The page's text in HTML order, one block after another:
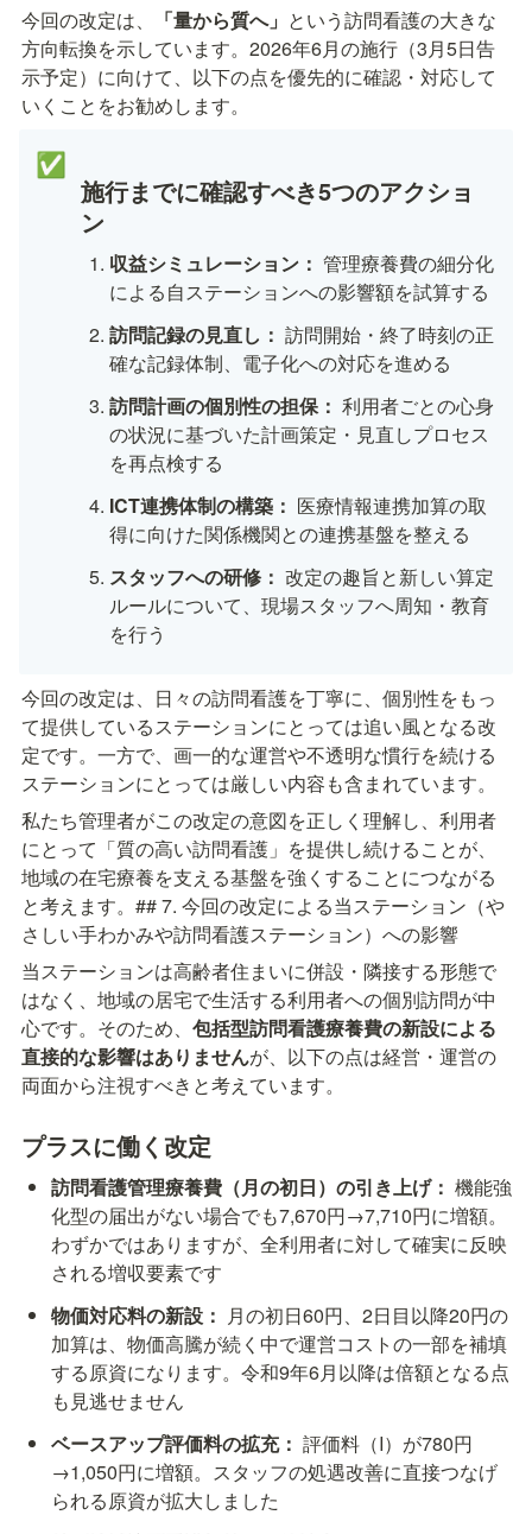
今回の改定は、 「量から質へ」 という訪問看護の大きな
方向転換を示しています。2026年6月の施行（3月5日告
示予定）に向けて、以下の点を優先的に確認・対応して
いくことをお勧めします。
✅
施行までに確認すべき5つのアクショ
ン
収益シミュレーション： 管理療養費の細分化
による自ステーションへの影響額を試算する
訪問記録の見直し： 訪問開始・終了時刻の正
確な記録体制、電子化への対応を進める
訪問計画の個別性の担保： 利用者ごとの心身
の状況に基づいた計画策定・見直しプロセス
を再点検する
ICT連携体制の構築： 医療情報連携加算の取
得に向けた関係機関との連携基盤を整える
スタッフへの研修： 改定の趣旨と新しい算定
ルールについて、現場スタッフへ周知・教育
を行う
今回の改定は、日々の訪問看護を丁寧に、個別性をもっ
て提供しているステーションにとっては追い風となる改
定です。一方で、画一的な運営や不透明な慣行を続ける
ステーションにとっては厳しい内容も含まれています。
私たち管理者がこの改定の意図を正しく理解し、利用者
にとって「質の高い訪問看護」を提供し続けることが、
地域の在宅療養を支える基盤を強くすることにつながる
と考えます。## 7. 今回の改定による当ステーション（や
さしい手わかみや訪問看護ステーション）への影響
当ステーションは高齢者住まいに併設・隣接する形態で
はなく、地域の居宅で生活する利用者への個別訪問が中
心です。そのため、 包括型訪問看護療養費の新設による
直接的な影響はありませんが、以下の点は経営・運営の
両面から注視すべきと考えています。
プラスに働く改定
訪問看護管理療養費（月の初日）の引き上げ： 機能強
化型の届出がない場合でも7,670円→7,710円に増額。
わずかではありますが、全利用者に対して確実に反映
される増収要素です
物価対応料の新設： 月の初日60円、2日目以降20円の
加算は、物価高騰が続く中で運営コストの一部を補填
する原資になります。令和9年6月以降は倍額となる点
も見逃せません
ベースアップ評価料の拡充： 評価料（I）が780円
→1,050円に増額。スタッフの処遇改善に直接つなげ
られる原資が拡大しました